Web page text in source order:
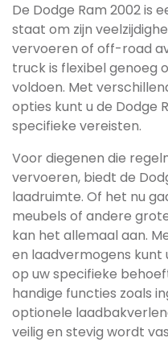
De Dodge Ram 2002 is
staat om zijn
vervoeren of off-road
truck is flexibel genoeg
voldoen. Met
opties kunt u de Dodge
specifieke vereisten.
Voor diegenen die
vervoeren, biedt de
laadruimte. Of het nu
meubels of andere
kan het allemaal aan.
en laadvermogens
op uw specifieke
handige functies zoals
optionele
veilig en stevig wordt